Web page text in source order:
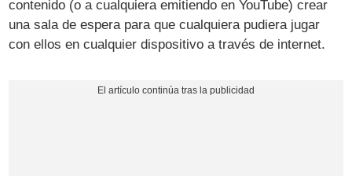
contenido (o a cualquiera emitiendo en YouTube) crear
una sala de espera para que cualquiera pudiera jugar
con ellos en cualquier dispositivo a través de internet.